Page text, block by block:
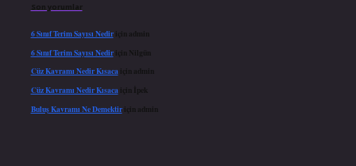
Son yorumlar
6 Sınıf Terim Sayısı Nediriçin admin
6 Sınıf Terim Sayısı Nediriçin Nilgün
Cüz Kavramı Nedir Kısacaiçin admin
Cüz Kavramı Nedir Kısacaiçin
İpek
Buluş Kavramı Ne Demektiriçin admin